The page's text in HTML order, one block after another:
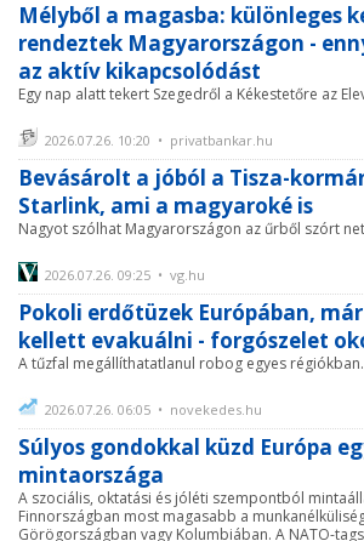
Mélyből a magasba: különleges
rendeztek Magyarországon -
az aktív kikapcsolódást
Egy nap alatt tekert Szegedről a Kékestetőre az
2026.07.26. 10:20 • privatbankar.hu
Bevásárolt a jóból a Tisza-
Starlink, ami a magyaroké is
Nagyot szólhat Magyarországon az űrből szórt
2026.07.26. 09:25 • vg.hu
Pokoli erdőtüzek Európában,
kellett evakuálni - forgószelet
A tűzfal megállíthatatlanul robog egyes régiókban.
2026.07.26. 06:05 • novekedes.hu
Súlyos gondokkal küzd Európa
mintaországa
A szociális, oktatási és jóléti szempontból
Finnországban most magasabb a
Görögországban vagy Kolumbiában. A NATO-